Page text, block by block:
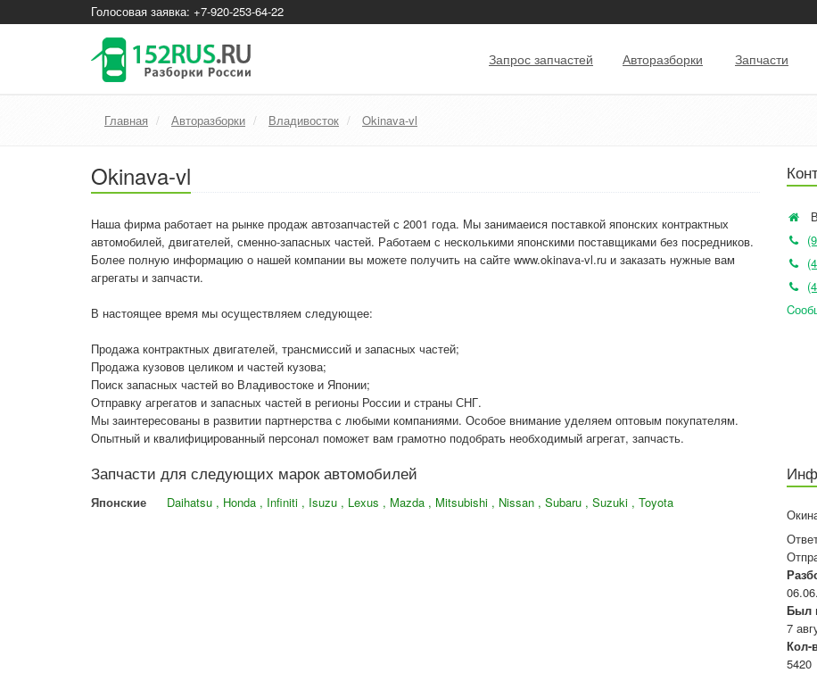
Голосовая заявка: +7-920-253-64-22
Запрос запчастей Авторазборки Запчасти
Главная Авторазборки Владивосток Okinava-vl
Okinava-vl
Наша фирма работает на рынке продаж автозапчастей с 2001 года. Мы занимаеися поставкой японских контрактных
автомобилей, двигателей, сменно-запасных частей. Работаем с несколькими японскими поставщиками без посредников.
Более полную информацию о нашей компании вы можете получить на сайте www.okinava-vl.ru и заказать нужные вам
агрегаты и запчасти.
В настоящее время мы осуществляем следующее:
Продажа контрактных двигателей, трансмиссий и запасных частей;
Продажа кузовов целиком и частей кузова;
Поиск запасных частей во Владивостоке и Японии;
Отправку агрегатов и запасных частей в регионы России и страны СНГ.
Мы заинтересованы в развитии партнерства с любыми компаниями. Особое внимание уделяем оптовым покупателям.
Опытный и квалифицированный персонал поможет вам грамотно подобрать необходимый агрегат, запчасть.
Запчасти для следующих марок автомобилей
Японские Daihatsu , Honda , Infiniti , Isuzu , Lexus , Mazda , Mitsubishi , Nissan , Subaru , Suzuki , Toyota
Был
7
Кол-
5420